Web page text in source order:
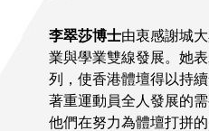
李翠莎博士由衷感謝城
業與學業雙線發展。她
列，使香港體壇得以持
著重運動員全人發展的
他們在努力為體壇打拼